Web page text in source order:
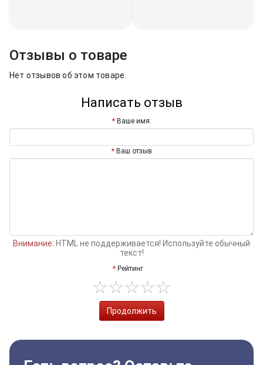
Отзывы о товаре
Нет отзывов об этом товаре.
Написать отзыв
Ваше имя:
Ваш отзыв
Внимание: HTML не поддерживается! Используйте обычный
текст!
Рейтинг
Продолжить